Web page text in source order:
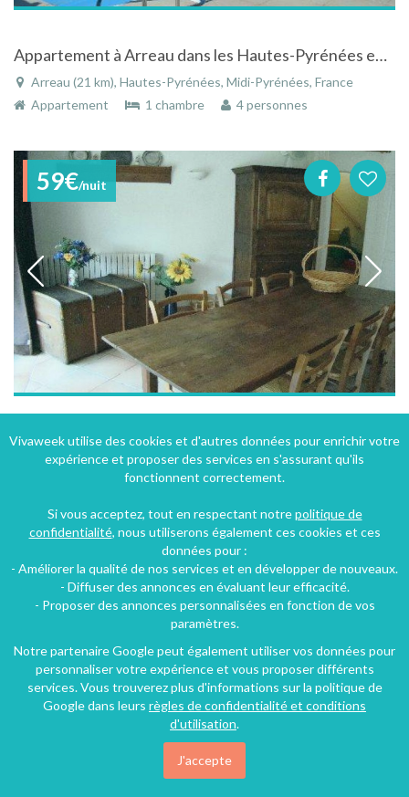
Appartement à Arreau dans les Hautes-Pyrénées en Midi-Pyrénées dans résidence avec piscine
Arreau (21 km), Hautes-Pyrénées, Midi-Pyrénées, France
Appartement
1 chambre 4 personnes
59€/nuit
Location d'une villa à Bagnères de luchon (31) en Haute-Garonne dans les pyrénées centrales
Castillon-de-Larboust (22 km), Haute-Garonne, Midi-Pyrénées, France
Vivaweek utilise des cookies et d'autres données pour enrichir votre
expérience et proposer des services en s'assurant qu'ils
fonctionnent correctement.
Si vous acceptez, tout en respectant notrepolitique de
confidentialité, nous utiliserons également ces cookies et ces
données pour :
- Améliorer la qualité de nos services et en développer de nouveaux.
- Diffuser des annonces en évaluant leur efficacité.
- Proposer des annonces personnalisées en fonction de vos
paramètres.
Notre partenaire Google peut également utiliser vos données pour
personnaliser votre expérience et vous proposer différents
services. Vous trouverez plus d'informations sur la politique de
Google dans leurs règles de confidentialité et conditions
d'utilisation.
J'accepte